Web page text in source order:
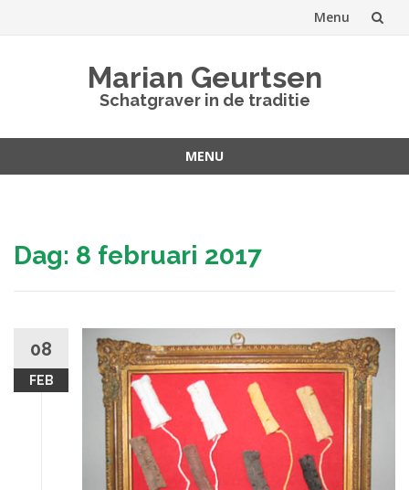
Menu
Marian Geurtsen
Schatgraver in de traditie
MENU
Dag: 8 februari 2017
08
FEB